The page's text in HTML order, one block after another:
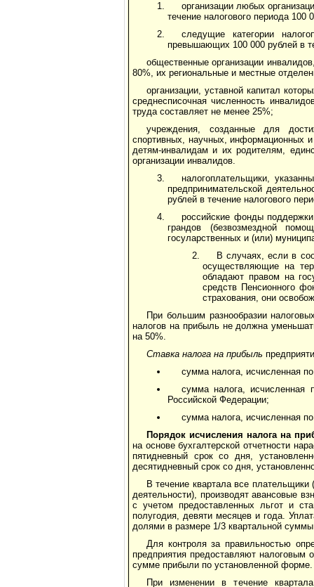
организации любых
течение налогового периода
следущие категории
превышающих 100 000 рублей в
общественные организации
80%, их региональные и местные
организации, уставной капитал
среднесписочная численность
труда составляет не менее 25%;
учреждения, созданные для
спортивных, научных, информационных
детям-инвалидам и их родителям,
организации инвалидов.
налогоплательщики,
предпринимательской
рублей в течение налогового
российские фонды
грандов (безвозмездной
госуларственных и (или)
В случаях, если в
осуществляющие на
обладают правом на
средств Пенсионного
страхования, они
При большим разнообразии
налогов на прибыль не должна
на 50%.
Ставка налога на прибыль
сумма налога, исчисленная
сумма налога, исчисленная
Российской Федерации;
сумма налога, исчисленная
Порядок исчисления налога на
на основе бухгалтерской отчетности
пятидневный срок со дня,
десятидневный срок со дня,
В течение квартала все
деятельности), производят авансовые
с учетом предоставленных льгот и
полугодия, девяти месяцев и года.
долями в размере 1/3 квартальной
Для контроля за правильностью
предприятия предоставляют налоговым
сумме прибыли по установленной форме.
При изменении в течение